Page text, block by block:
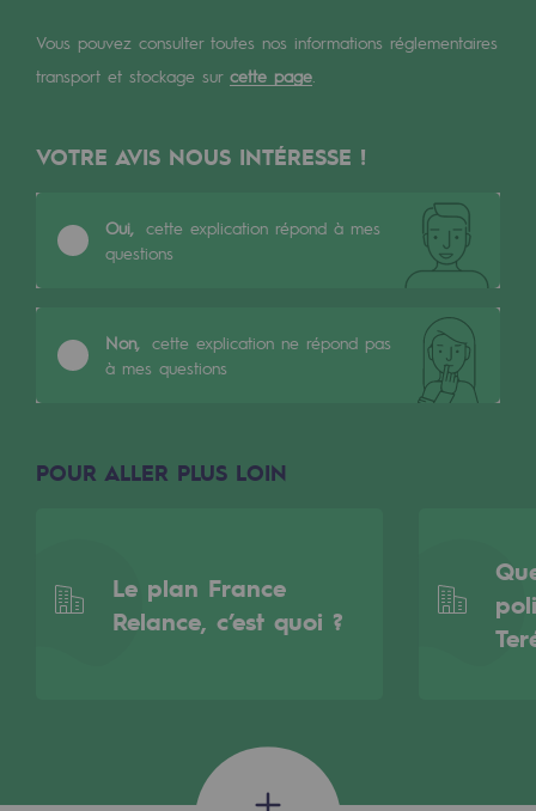
Gouvernance
Indicateurs
Les énergies d'avenir
Notre vision
Gaz renouvelables et procédés durables
Pyrogazéification et gazéification
Captage de CO2
Nouveaux usages
Espace pédagogique
Vous pouvez consulter toutes nos informations réglementaires
transport et stockage sur cette page
VOTRE AVIS NOUS INTÉRESSE !
Oui, cette explication répond à mes
questions
Non, cette explication ne répond pas
à mes questions
POUR ALLER PLUS LOIN
Le plan France
Relance, c’est quoi ?